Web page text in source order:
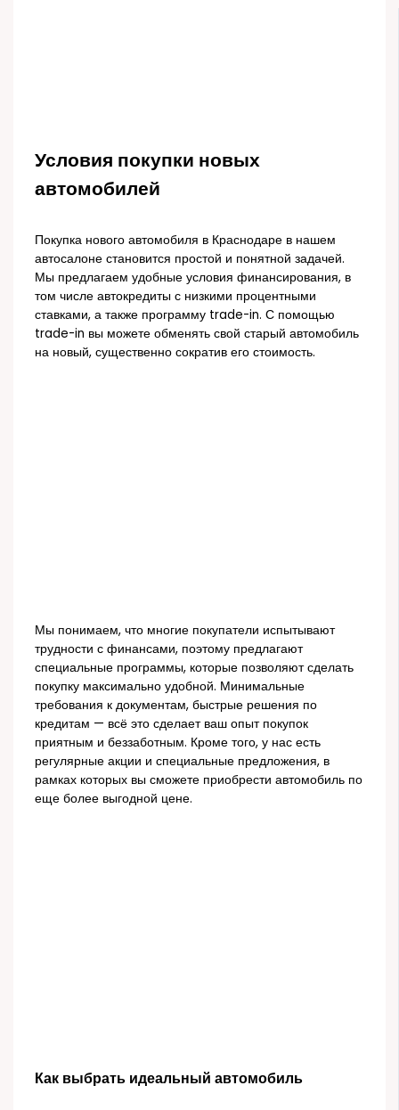
Условия покупки новых
автомобилей
Покупка нового автомобиля в Краснодаре в нашем
автосалоне становится простой и понятной задачей.
Мы предлагаем удобные условия финансирования, в
том числе автокредиты с низкими процентными
ставками, а также программу trade-in. С помощью
trade-in вы можете обменять свой старый автомобиль
на новый, существенно сократив его стоимость.
Мы понимаем, что многие покупатели испытывают
трудности с финансами, поэтому предлагают
специальные программы, которые позволяют сделать
покупку максимально удобной. Минимальные
требования к документам, быстрые решения по
кредитам — всё это сделает ваш опыт покупок
приятным и беззаботным. Кроме того, у нас есть
регулярные акции и специальные предложения, в
рамках которых вы сможете приобрести автомобиль по
еще более выгодной цене.
Как выбрать идеальный автомобиль